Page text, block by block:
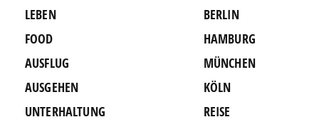
LEBEN
FOOD
AUSFLUG
AUSGEHEN
UNTERHALTUNG
BERLIN
HAMBURG
MÜNCHEN
KÖLN
REISE